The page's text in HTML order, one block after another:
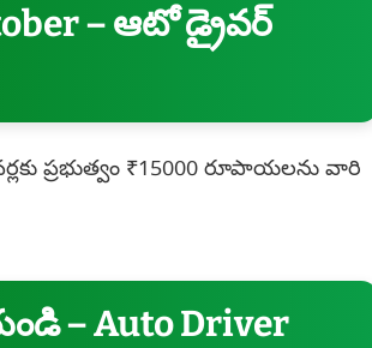
– ఆటో డ్రైవర్
ప్రభుత్వం ₹15000 రూపాయలను వారి
– Auto Driver